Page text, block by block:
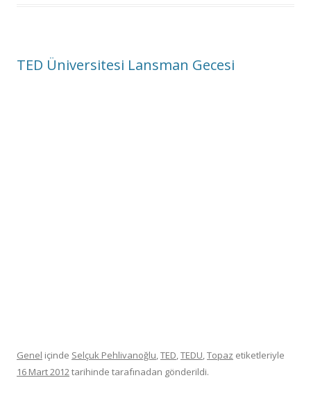
TED Üniversitesi Lansman Gecesi
Genel içinde Selçuk Pehlivanoğlu,TED,TEDU,Topaz etiketleriyle
16 Mart 2012tarihinde tarafınadan gönderildi.